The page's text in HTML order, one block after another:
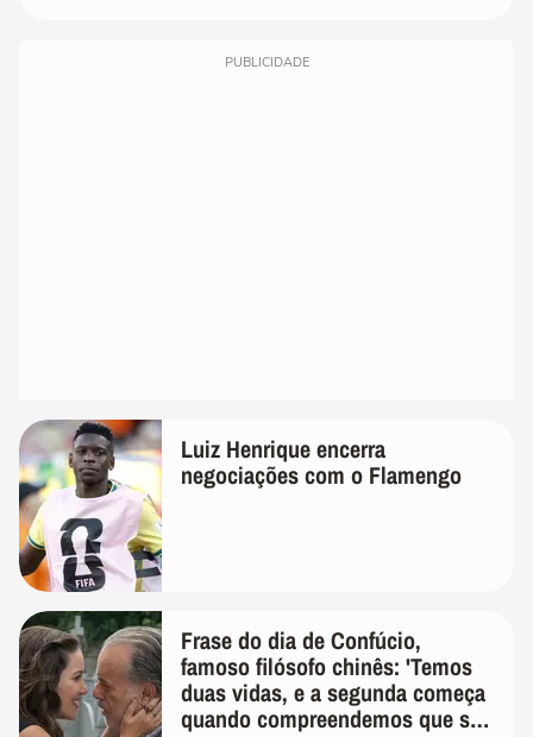
PUBLICIDADE
Luiz Henrique encerra
negociações com o Flamengo
Frase do dia de Confúcio,
famoso filósofo chinês: 'Temos
duas vidas, e a segunda começa
quando compreendemos que só